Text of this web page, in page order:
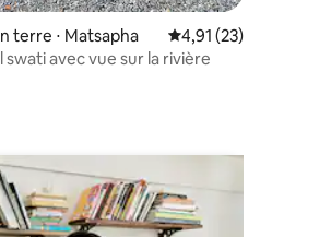
terre ⋅ Matsapha Évaluation moyenne
4,91 (23)
swati avec vue sur la rivière